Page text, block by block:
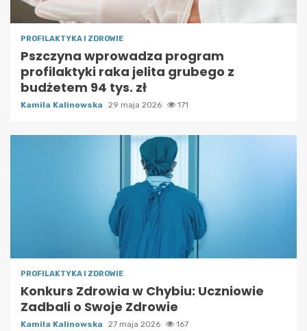
PROFILAKTYKA I ZDROWIE
Pszczyna wprowadza program
profilaktyki raka jelita grubego z
budżetem 94 tys. zł
Kamila Kalinowska 29 maja 2026 171
PROFILAKTYKA I ZDROWIE
Konkurs Zdrowia w Chybiu: Uczniowie
Zadbali o Swoje Zdrowie
Kamila Kalinowska 27 maja 2026 167